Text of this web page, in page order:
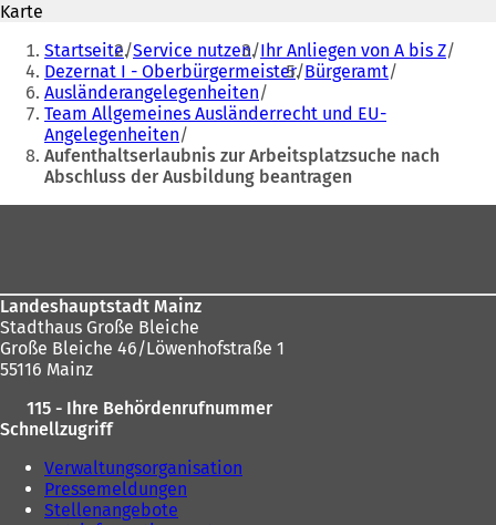
t
i
n
e
i
n
e
m
n
n
a
b
i
n
e
T
Karte
Sie
befinden
sich
hier:
Startseite Service nutzen Ihr Anliegen von A bis Z
Dezernat I - Oberbürgermeister Bürgeramt
Ausländerangelegenheiten
Team Allgemeines Ausländerrecht und EU-
Angelegenheiten
Aufenthaltserlaubnis zur Arbeitsplatzsuche nach
Abschluss der Ausbildung beantragen
Landeshauptstadt Mainz
Stadthaus Große Bleiche
Große Bleiche 46/Löwenhofstraße 1
55116 Mainz
115 - Ihre Behördenrufnummer
Schnellzugriff
Verwaltungsorganisation
Pressemeldungen
Stellenangebote